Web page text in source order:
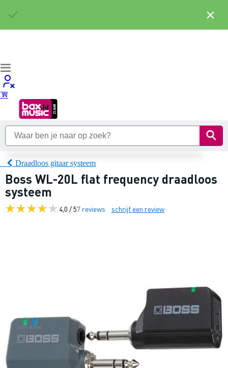
Draadloos gitaar systeem
Boss WL-20L flat frequency draadloos
systeem
4,0 / 57 reviews schrijf een review
×